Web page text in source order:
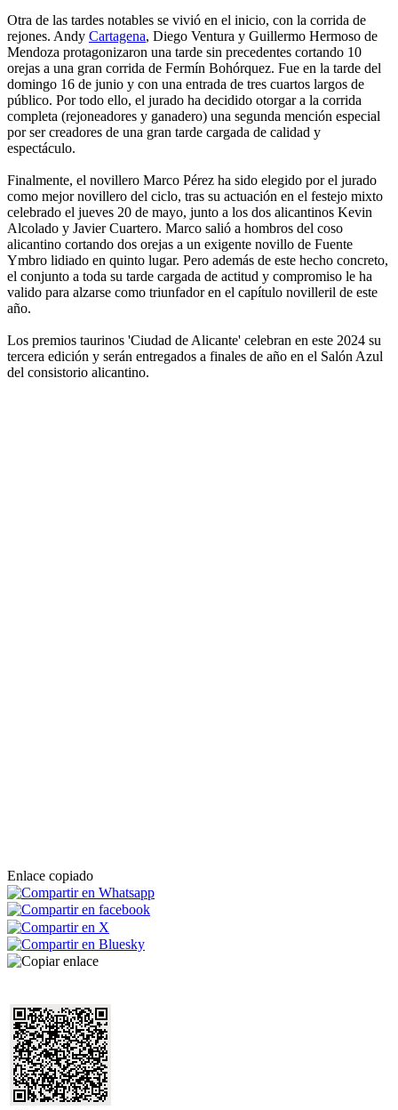
Otra de las tardes notables se vivió en el inicio, con la corrida de
rejones. Andy Cartagena, Diego Ventura y Guillermo Hermoso de
Mendoza protagonizaron una tarde sin precedentes cortando 10
orejas a una gran corrida de Fermín Bohórquez. Fue en la tarde del
domingo 16 de junio y con una entrada de tres cuartos largos de
público. Por todo ello, el jurado ha decidido otorgar a la corrida
completa (rejoneadores y ganadero) una segunda mención especial
por ser creadores de una gran tarde cargada de calidad y
espectáculo.
Finalmente, el novillero Marco Pérez ha sido elegido por el jurado
como mejor novillero del ciclo, tras su actuación en el festejo mixto
celebrado el jueves 20 de mayo, junto a los dos alicantinos Kevin
Alcolado y Javier Cuartero. Marco salió a hombros del coso
alicantino cortando dos orejas a un exigente novillo de Fuente
Ymbro lidiado en quinto lugar. Pero además de este hecho concreto,
el conjunto a toda su tarde cargada de actitud y compromiso le ha
valido para alzarse como triunfador en el capítulo novilleril de este
año.
Los premios taurinos 'Ciudad de Alicante' celebran en este 2024 su
tercera edición y serán entregados a finales de año en el Salón Azul
del consistorio alicantino.
Enlace copiado